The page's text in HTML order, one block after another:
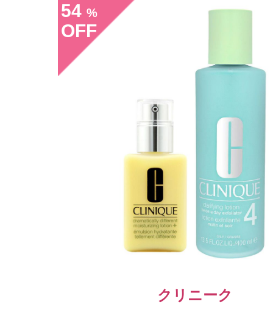
54 %
OFF
クリニーク